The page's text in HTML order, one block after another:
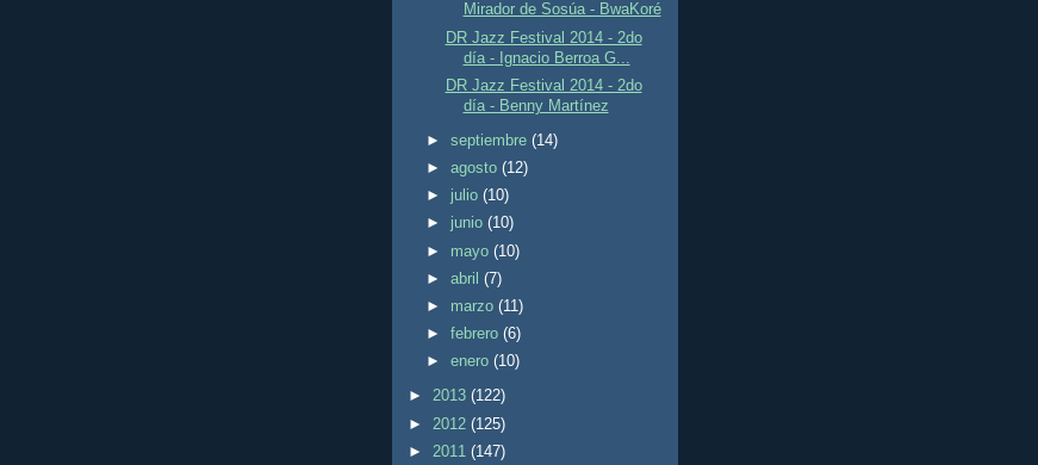
Mirador de Sosúa - BwaKoré
DR Jazz Festival 2014 - 2do
día - Ignacio Berroa G...
DR Jazz Festival 2014 - 2do
día - Benny Martínez
►septiembre(14)
►agosto(12)
► julio(10)
► junio(10)
► mayo(10)
►abril(7)
► marzo(11)
►febrero(6)
►enero(10)
► 2013 (122)
► 2012 (125)
► 2011 (147)